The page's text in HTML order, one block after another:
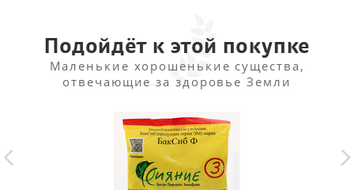
Подойдёт к этой покупке
Маленькие хорошенькие существа,
отвечающие за здоровье Земли